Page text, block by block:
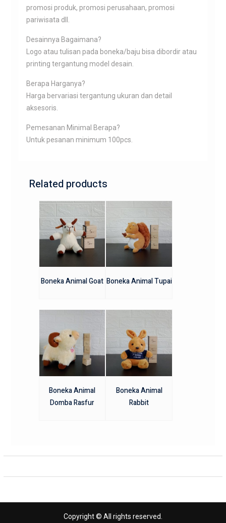
promosi produk, promosi perusahaan, promosi
pariwisata dll.
Desainnya Bagaimana?
Logo atau tulisan pada boneka/baju bisa dibordir atau
printing tergantung model desain.
Berapa Harganya?
Harga bervariasi tergantung ukuran dan detail
aksesoris.
Pemesanan Minimal Berapa?
Untuk pesanan minimum 100pcs.
Related products
Boneka Animal Goat Boneka Animal Tupai
Boneka Animal
Domba Rasfur
Boneka Animal
Rabbit
Copyright © All rights reserved.